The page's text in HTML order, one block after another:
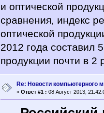
и оптической
сравнения, индекс
оптической
2012 года составил
продукции почти в 2
Re: Новости компьютерного
« Ответ #1 : 08 Август 2013,